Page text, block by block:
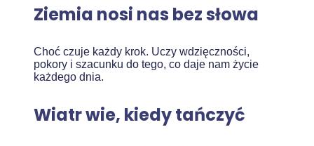
Ziemia nosi nas bez słowa
Choć czuje każdy krok. Uczy wdzięczności,
pokory i szacunku do tego, co daje nam życie
każdego dnia.
Wiatr wie, kiedy tańczyć